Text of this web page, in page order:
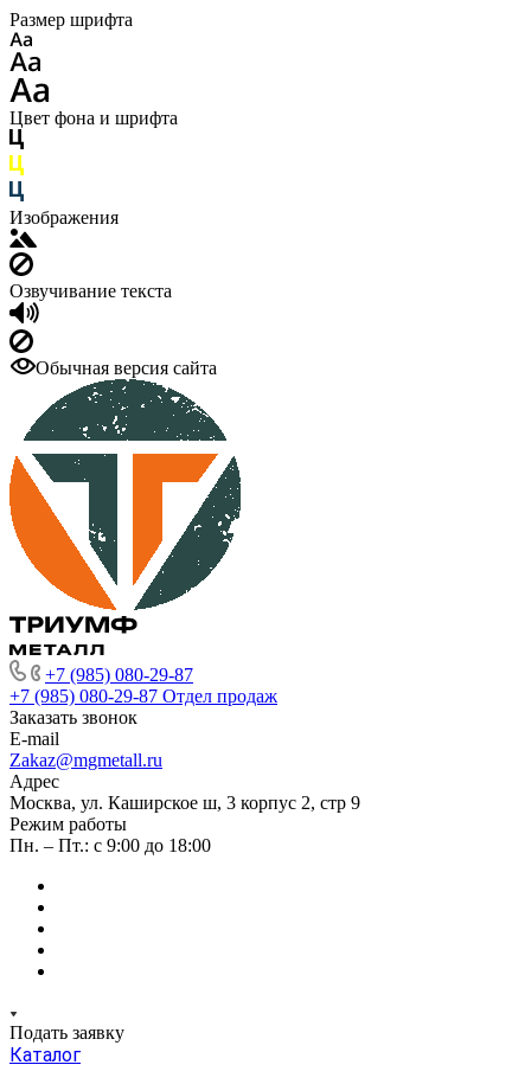
Размер шрифта
Цвет фона и шрифта
Изображения
Озвучивание текста
Обычная версия сайта
+7 (985) 080-29-87
+7 (985) 080-29-87 Отдел продаж
Заказать звонок
E-mail
Zakaz@mgmetall.ru
Адрес
Москва, ул. Каширское ш, 3 корпус 2, стр 9
Режим работы
Пн. – Пт.: с 9:00 до 18:00
Подать заявку
Каталог